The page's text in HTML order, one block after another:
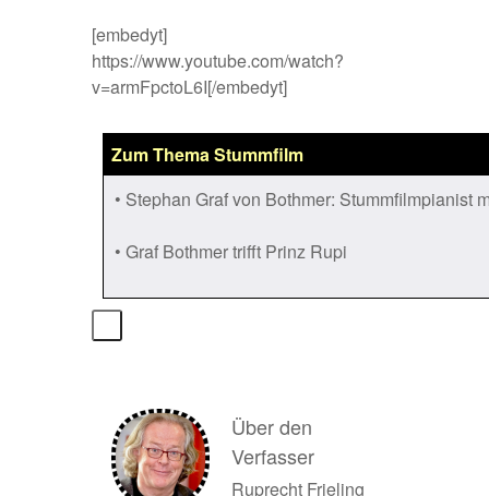
[embedyt]
https://www.youtube.com/watch?
v=armFpctoL6I[/embedyt]
Zum Thema Stummfilm
• Stephan Graf von Bothmer: Stummfilmpianist
• Graf Bothmer trifft Prinz Rupi
Über den
Verfasser
Ruprecht Frieling